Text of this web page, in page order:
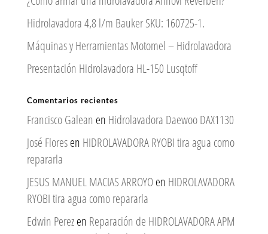
Hidrolavadora 4,8 l/m Bauker SKU: 160725-1.
Máquinas y Herramientas Motomel – Hidrolavadora
Presentación Hidrolavadora HL-150 Lusqtoff
Comentarios recientes
Francisco Galean en Hidrolavadora Daewoo DAX1130
José Floresen HIDROLAVADORA RYOBI tira agua como
repararla
JESUS MANUEL MACIAS ARROYOen HIDROLAVADORA
RYOBI tira agua como repararla
Edwin Perezen Reparación de HIDROLAVADORA APM